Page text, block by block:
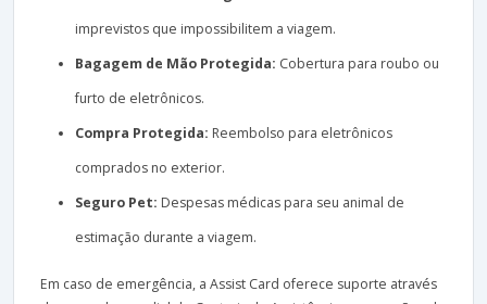
imprevistos que impossibilitem a viagem.
Bagagem de Mão Protegida: Cobertura para roubo ou
furto de eletrônicos.
Compra Protegida: Reembolso para eletrônicos
comprados no exterior.
Seguro Pet: Despesas médicas para seu animal de
estimação durante a viagem.
Em caso de emergência, a Assist Card oferece suporte através